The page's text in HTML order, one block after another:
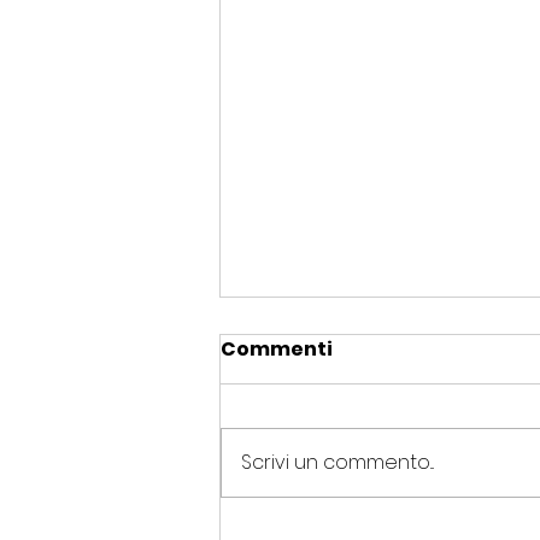
Cimitero dei feti: dopo 16
<p>L&#8217;appello dei
promotori dell&#8217;azione
Commenti
Scrivi un commento...